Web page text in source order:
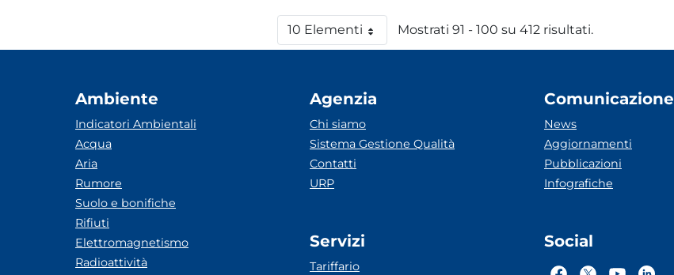
10 ElementiPer paginaMostrati 91 - 100 su 412 risultati.
Ambiente
Indicatori Ambientali
Acqua
Aria
Rumore
Suolo e bonifiche
Rifiuti
Elettromagnetismo
Radioattività
Agenzia
Chi siamo
Sistema Gestione Qualità
Contatti
URP
Servizi
Tariffario
Comunicazione
News
Aggiornamenti
Pubblicazioni
Infografiche
Social